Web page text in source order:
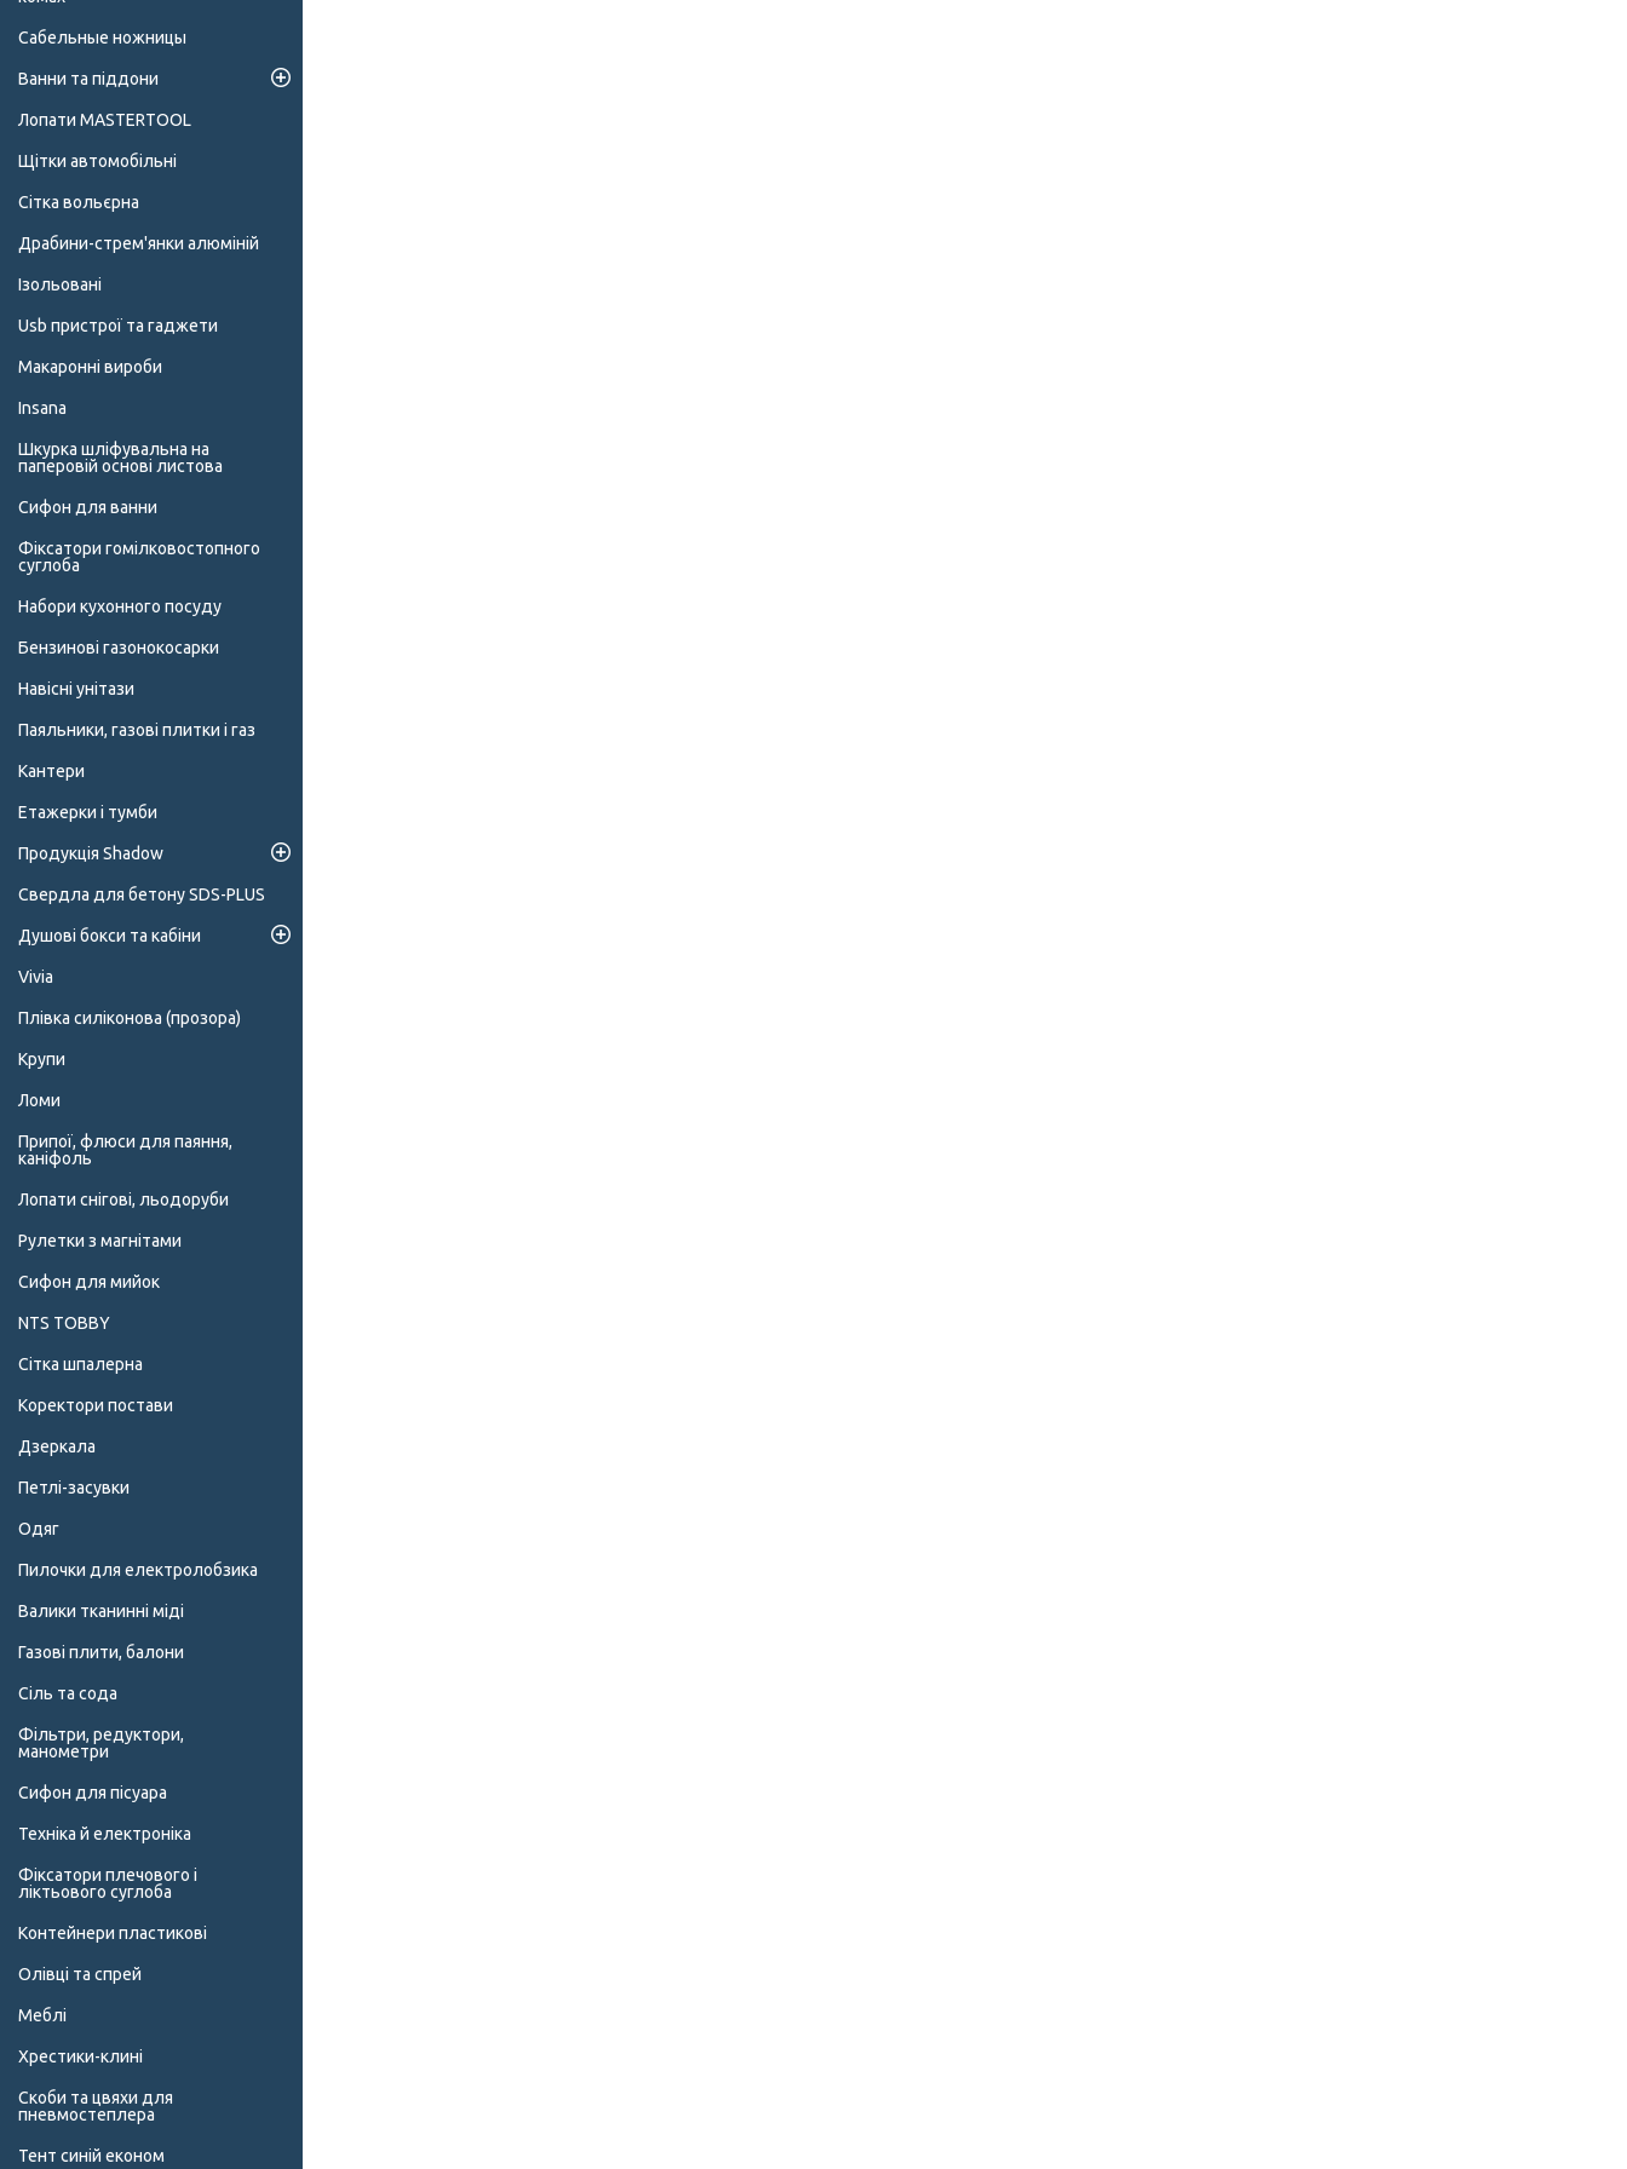
Сабельные ножницы
Ванни та піддони
Лопати MASTERTOOL
Щітки автомобільні
Сітка вольєрна
Драбини-стрем'янки алюміній
Ізольовані
Usb пристрої та гаджети
Макаронні вироби
Insana
Шкурка шліфувальна на
паперовій основі листова
Сифон для ванни
Фіксатори гомілковостопного
суглоба
Набори кухонного посуду
Бензинові газонокосарки
Навісні унітази
Паяльники, газові плитки і газ
Кантери
Етажерки і тумби
Продукція Shadow
Свердла для бетону SDS-PLUS
Душові бокси та кабіни
Vivia
Плівка силіконова (прозора)
Крупи
Ломи
Припої, флюси для паяння,
каніфоль
Лопати снігові, льодоруби
Рулетки з магнітами
Сифон для мийок
NTS TOBBY
Сітка шпалерна
Коректори постави
Дзеркала
Петлі-засувки
Одяг
Пилочки для електролобзика
Валики тканинні міді
Газові плити, балони
Сіль та сода
Фільтри, редуктори,
манометри
Сифон для пісуара
Техніка й електроніка
Фіксатори плечового і
ліктьового суглоба
Контейнери пластикові
Олівці та спрей
Меблі
Хрестики-клині
Скоби та цвяхи для
пневмостеплера
Тент синій економ